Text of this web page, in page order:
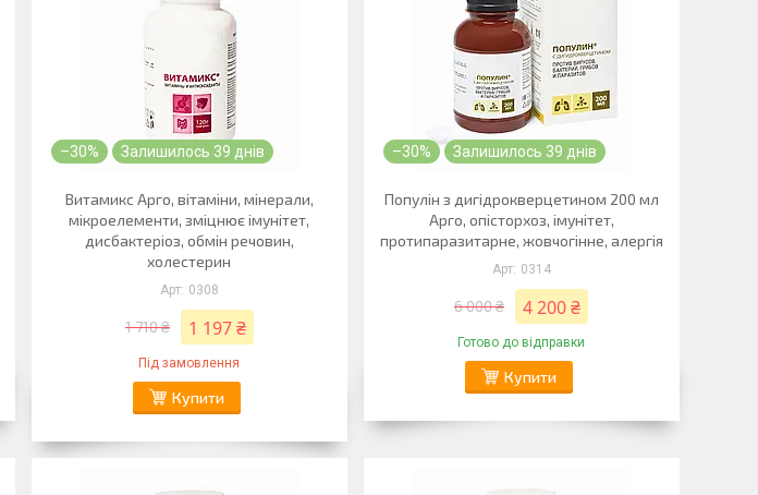
–30% Залишилось 39 днів
Витамикс Арго, вітаміни, мінерали,
мікроелементи, зміцнює імунітет,
дисбактеріоз, обмін речовин,
холестерин
0308
1 710 ₴ 1 197 ₴
Під замовлення
Купити
–30% Залишилось 39 днів
Популін з дигідрокверцетином 200 мл
Арго, опісторхоз, імунітет,
протипаразитарне, жовчогінне, алергія
0314
6 000 ₴ 4 200 ₴
Готово до відправки
Купити